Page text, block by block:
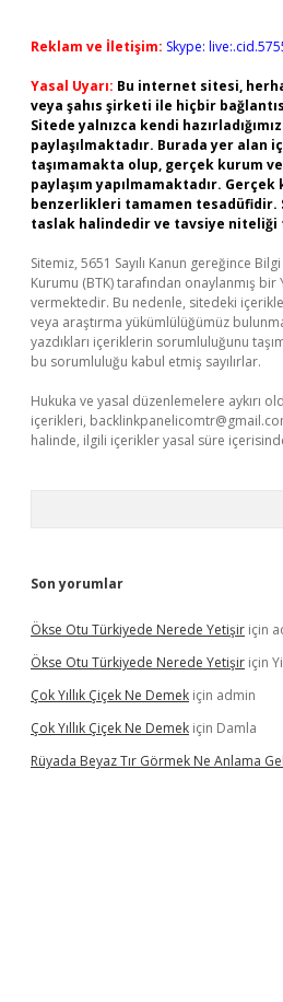
Reklam ve İletişim: Skype:
Yasal Uyarı: Bu internet sitesi,
veya şahıs şirketi ile hiçbir
Sitede yalnızca kendi
paylaşılmaktadır. Burada yer alan
taşımamakta olup, gerçek kurum
paylaşım yapılmamaktadır.
benzerlikleri tamamen
taslak halindedir ve tavsiye niteliği
Sitemiz, 5651 Sayılı Kanun gereğince
Kurumu (BTK) tarafından onaylanmış bir
vermektedir. Bu nedenle, sitedeki
veya araştırma yükümlülüğümüz
yazdıkları içeriklerin sorumluluğunu
bu sorumluluğu kabul etmiş sayılırlar.
Hukuka ve yasal düzenlemelere aykırı
içerikleri,
halinde, ilgili içerikler yasal süre
Son yorumlar
Ökse Otu Türkiyede Nerede Yetişir için
Ökse Otu Türkiyede Nerede Yetişir için
Çok Yıllık Çiçek Ne Demek için admin
Çok Yıllık Çiçek Ne Demek için Damla
Rüyada Beyaz Tır Görmek Ne Anlama